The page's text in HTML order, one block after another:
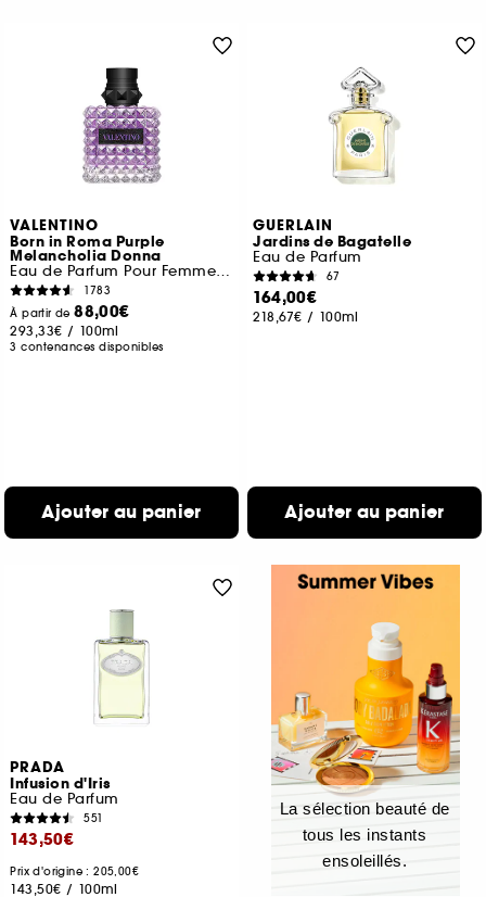
VALENTINO
Born in Roma Purple
Melancholia Donna
Eau de Parfum Pour Femme Chyprée Fruitée
1783
À partir de88,00€
293,33€ / 100ml
3 contenances disponibles
Ajouter au panier
GUERLAIN
Jardins de Bagatelle
Eau de Parfum
67
164,00€
218,67€ / 100ml
Ajouter au panier
PRADA
Infusion d'Iris
Eau de Parfum
551
143,50€
Prix d'origine : 205,00€
143,50€ / 100ml
La sélection beauté de
tous les instants
ensoleillés.